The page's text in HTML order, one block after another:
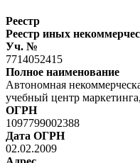
Реестр
Реестр иных
Уч. №
7714052415
Полное наименование
Автономная
учебный центр
ОГРН
1097799002388
Дата ОГРН
02.02.2009